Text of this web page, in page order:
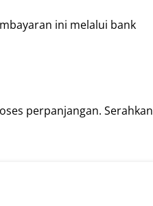
ini melalui bank
perpanjangan. Serahkan